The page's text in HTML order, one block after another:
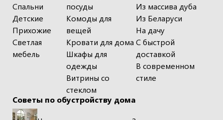
Спальни
Детские
Прихожие
Светлая
мебель
посуды
Комоды для
вещей
Кровати для дома
Шкафы для
одежды
Витрины со
стеклом
Из массива дуба
Из Беларуси
На дачу
С быстрой
доставкой
В современном
стиле
Советы по обустройству дома